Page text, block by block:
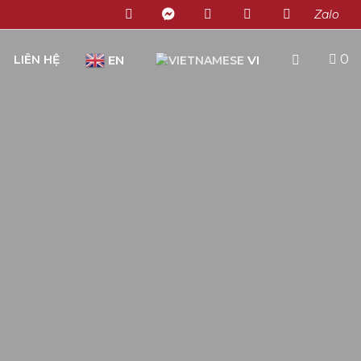
Zalo
LIÊN HỆ EN VI 0